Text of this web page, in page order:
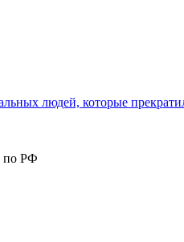
людей, которые
по РФ